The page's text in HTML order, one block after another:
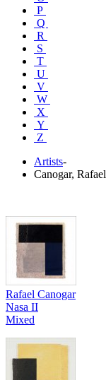
P
Q
R
S
T
U
V
W
X
Y
Z
Artists-
Canogar, Rafael
Rafael Canogar
Nasa II
Mixed